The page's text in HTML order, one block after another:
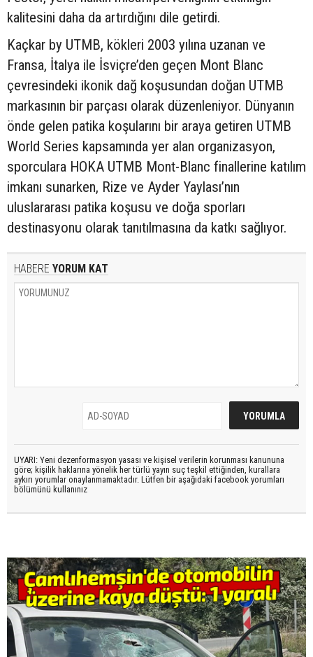
kalitesini daha da artırdığını dile getirdi.
Kaçkar by UTMB, kökleri 2003 yılına uzanan ve
Fransa, İtalya ile İsviçre’den geçen Mont Blanc
çevresindeki ikonik dağ koşusundan doğan UTMB
markasının bir parçası olarak düzenleniyor. Dünyanın
önde gelen patika koşularını bir araya getiren UTMB
World Series kapsamında yer alan organizasyon,
sporculara HOKA UTMB Mont-Blanc finallerine katılım
imkanı sunarken, Rize ve Ayder Yaylası’nın
uluslararası patika koşusu ve doğa sporları
destinasyonu olarak tanıtılmasına da katkı sağlıyor.
HABERE YORUM KAT
UYARI: Yeni dezenformasyon yasası ve kişisel verilerin korunması kanununa
göre; kişilik haklarına yönelik her türlü yayın suç teşkil ettiğinden, kurallara
aykırı yorumlar onaylanmamaktadır. Lütfen bir aşağıdaki facebook yorumları
bölümünü kullanınız